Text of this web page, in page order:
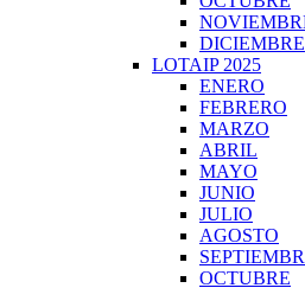
DICIEMBRE
LOTAIP 2025
ENERO
FEBRERO
MARZO
ABRIL
MAYO
JUNIO
JULIO
AGOSTO
OCTUBRE